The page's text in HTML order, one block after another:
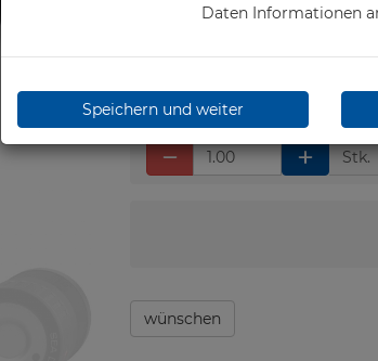
Stk.
wünschen
Daten Informationen
Speichern und weiter